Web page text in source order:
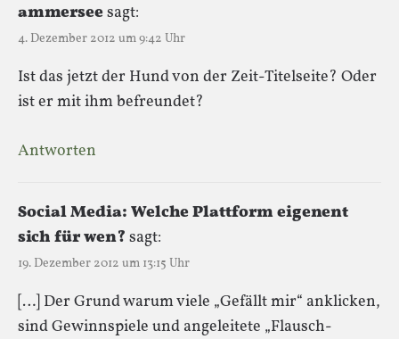
ammerseesagt:
4. Dezember 2012 um 9:42 Uhr
Ist das jetzt der Hund von der Zeit-Titelseite? Oder
ist er mit ihm befreundet?
Antworten
Social Media: Welche Plattform eigenent
sich für wen? sagt:
19. Dezember 2012 um 13:15 Uhr
[…] Der Grund warum viele „Gefällt mir“ ankli­cken,
sind Gewinn­spiele und ange­lei­tete „Flausch-